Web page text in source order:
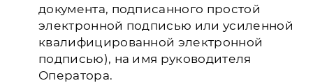
документа, подписанного простой
электронной подписью или усиленной
квалифицированной электронной
подписью), на имя руководителя
Оператора.